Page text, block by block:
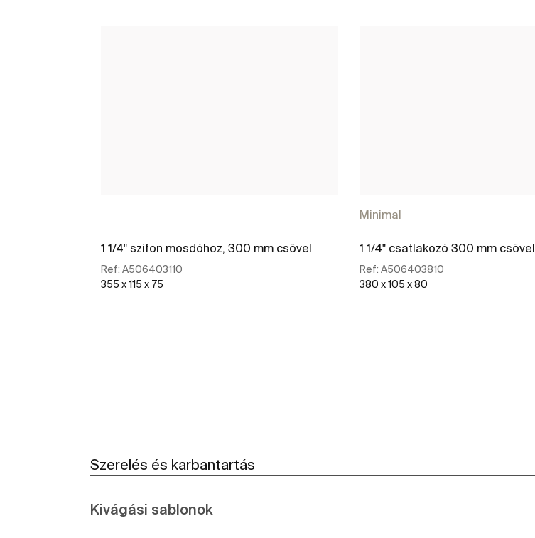
1 1/4" szifon mosdóhoz, 300 mm csővel
Ref: A506403110
355 x 115 x 75
Minimal
1 1/4" csatlakozó 300 mm csővel
Ref: A506403810
380 x 105 x 80
Szerelés és karbantartás
Kivágási sablonok